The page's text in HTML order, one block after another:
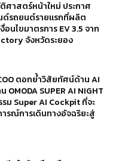
ติศาสตร์หน้าใหม่ ประกาศ
ด์รถยนต์รายแรกที่ผลิต
อนไขมาตรการ EV 3.5 จาก
จังหวัดระยอง
ตอกย้ำวิสัยทัศน์ด้าน AI
SUPER AI NIGHT
ม Super AI Cockpit ที่จะ
รณ์การเดินทางอัจฉริยะสู่